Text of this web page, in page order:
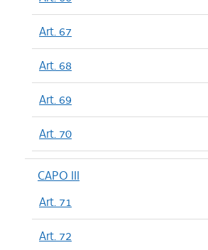
Art. 67
Art. 68
Art. 69
Art. 70
CAPO III
Art. 71
Art. 72